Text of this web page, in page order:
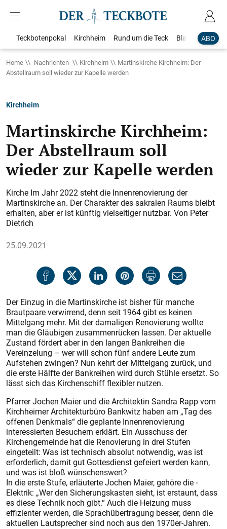
ABO
Teckbotenpokal Kirchheim Rund um die Teck Blaulicht
Home Nachrichten Kirchheim
Martinskirche Kirchheim: Der
Abstellraum soll wieder zur Kapelle werden
Kirchheim
Martinskirche Kirchheim:
Der Abstellraum soll
wieder zur Kapelle werden
Kirche Im Jahr 2022 steht die Innenrenovierung der
Martinskirche an. Der Charakter des sakralen Raums bleibt
erhalten, aber er ist künftig vielseitiger nutzbar. Von Peter
Dietrich
25.09.2021
Der Einzug in die Martinskirche ist bisher für manche
Brautpaare verwirrend, denn seit 1964 gibt es keinen
Mittelgang mehr. Mit der damaligen Renovierung wollte
man die Gläubigen zusammenrücken lassen. Der aktuelle
Zustand fördert aber in den langen Bankreihen die
Vereinzelung – wer will schon fünf andere Leute zum
Aufstehen zwingen? Nun kehrt der Mittelgang zurück, und
die erste Hälfte der Bank­reihen wird durch Stühle ersetzt. So
lässt sich das Kirchenschiff flexibler nutzen.
Pfarrer Jochen Maier und die Architektin Sandra Rapp vom
Kirchheimer Architekturbüro Bankwitz haben am „Tag des
offenen Denkmals“ die geplante Innenrenovierung
interessierten Besuchern erklärt. Ein Ausschuss der
Kirchengemeinde hat die Renovierung in drei Stufen
eingeteilt: Was ist technisch absolut notwendig, was ist
erforderlich, damit gut Gottesdienst gefeiert werden kann,
und was ist bloß wünschenswert?
In die erste Stufe, erläuterte Jochen Maier, gehöre die ­
Elektrik: „Wer den Sicherungskasten sieht, ist erstaunt, dass
es diese ­Technik noch gibt.“ Auch die Heizung muss
effizienter werden, die Sprach­übertragung besser, denn die
aktuellen Lautsprecher sind noch aus den 1970er-Jahren.